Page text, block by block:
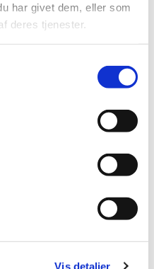
har givet dem, eller som
deres tjenester.
Vis detaljer